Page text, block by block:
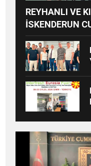
REYHANLI VE
İSKENDERUN